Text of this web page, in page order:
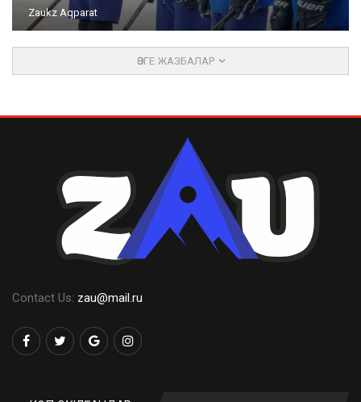
Zaukz Aqparat
ӨЗГЕ ЖАЗБАЛАР
Contact Us: zau@mail.ru